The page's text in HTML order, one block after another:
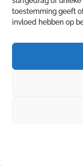
toestemming geeft
invloed hebben op